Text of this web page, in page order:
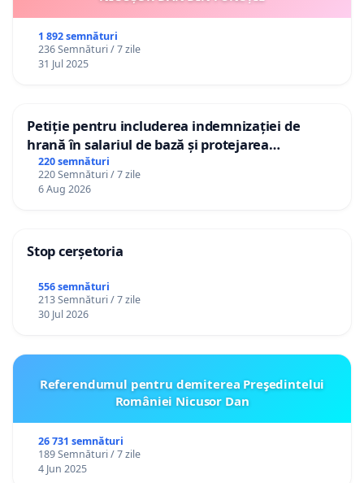
1 892 semnături
236 Semnături / 7 zile
31 Jul 2025
Petiție pentru includerea indemnizației de
hrană în salariul de bază și protejarea
gradațiilor de vechime pentru asistenții
personali
220 semnături
220 Semnături / 7 zile
6 Aug 2026
Stop cerșetoria
556 semnături
213 Semnături / 7 zile
30 Jul 2026
Referendumul pentru demiterea Preşedintelui
României Nicusor Dan
26 731 semnături
189 Semnături / 7 zile
4 Jun 2025